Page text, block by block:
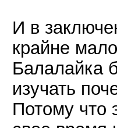
И в
крайне
Балалайка
изучать
Потому что